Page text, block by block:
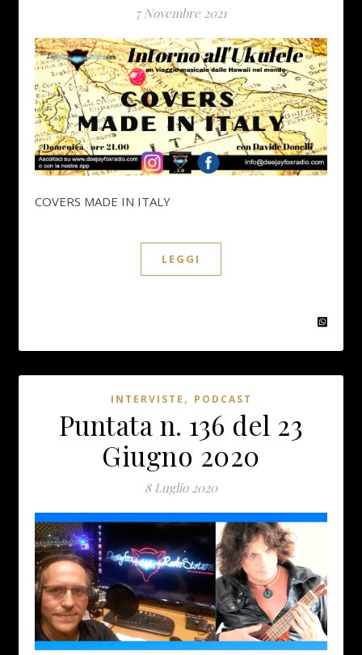
7 Novembre 2021
COVERS MADE IN ITALY
LEGGI
INTERVISTE , PODCAST
Puntata n. 136 del 23
Giugno 2020
8 Luglio 2020